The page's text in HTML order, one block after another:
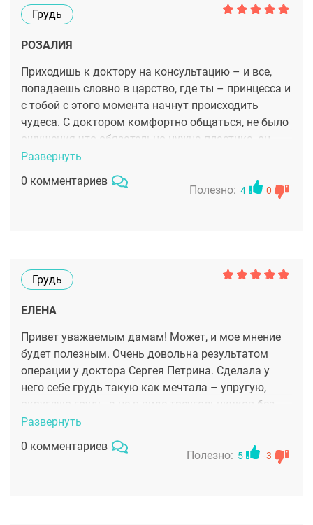
Грудь
РОЗАЛИЯ
Приходишь к доктору на консультацию – и все,
попадаешь словно в царство, где ты – принцесса и
с тобой с этого момента начнут происходить
чудеса. С доктором комфортно общаться, не было
ощущения что обязательно нужна пластика, он
наоборот, сказал для меня все "за" и "против"
маммопластики. После операции 7 месяцев и у
меня все гармонично и красиво во внешнем виде.
Развернуть
0 комментариев
Полезно: 4 0
Грудь
ЕЛЕНА
Привет уважаемым дамам! Может, и мое мнение
будет полезным. Очень довольна результатом
операции у доктора Сергея Петрина. Сделала у
него себе грудь такую как мечтала – упругую,
округлую грудь, а не в виде треугольничков без
объема. у меня уже стал беленький шов по ареоле
соска, импланты не чувствуются, грудь вполне
мягкая. И это совсем не страшно! Больно только
Развернуть
0 комментариев
Полезно: 5 -3